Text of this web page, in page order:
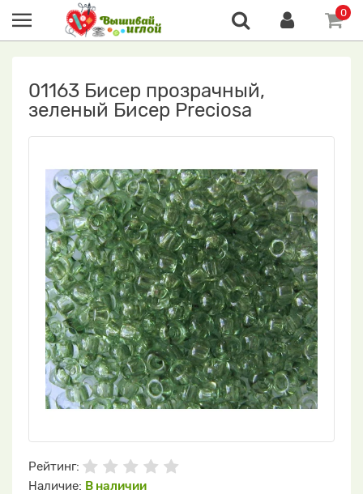
0
01163 Бисер прозрачный,
зеленый Бисер Preciosa
Рейтинг:
Наличие: В наличии